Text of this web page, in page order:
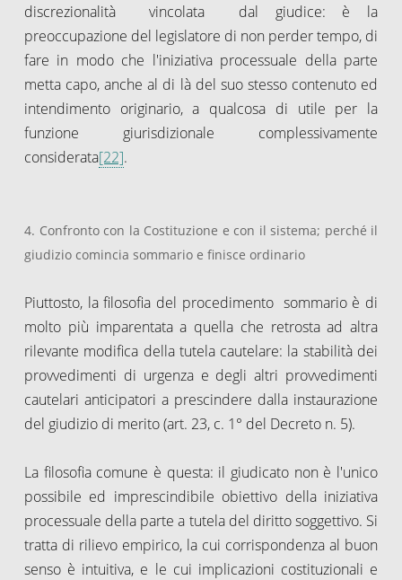
discrezionalità vincolata dal giudice: è la
preoccupazione del legislatore di non perder tempo, di
fare in modo che l'iniziativa processuale della parte
metta capo, anche al di là del suo stesso contenuto ed
intendimento originario, a qualcosa di utile per la
funzione giurisdizionale complessivamente
considerata[22].
4. Confronto con la Costituzione e con il sistema; perché il
giudizio comincia sommario e finisce ordinario
Piuttosto, la filosofia del procedimento sommario è di
molto più imparentata a quella che retrosta ad altra
rilevante modifica della tutela cautelare: la stabilità dei
provvedimenti di urgenza e degli altri provvedimenti
cautelari anticipatori a prescindere dalla instaurazione
del giudizio di merito (art. 23, c. 1° del Decreto n. 5).
La filosofia comune è questa: il giudicato non è l'unico
possibile ed imprescindibile obiettivo della iniziativa
processuale della parte a tutela del diritto soggettivo. Si
tratta di rilievo empirico, la cui corrispondenza al buon
senso è intuitiva, e le cui implicazioni costituzionali e